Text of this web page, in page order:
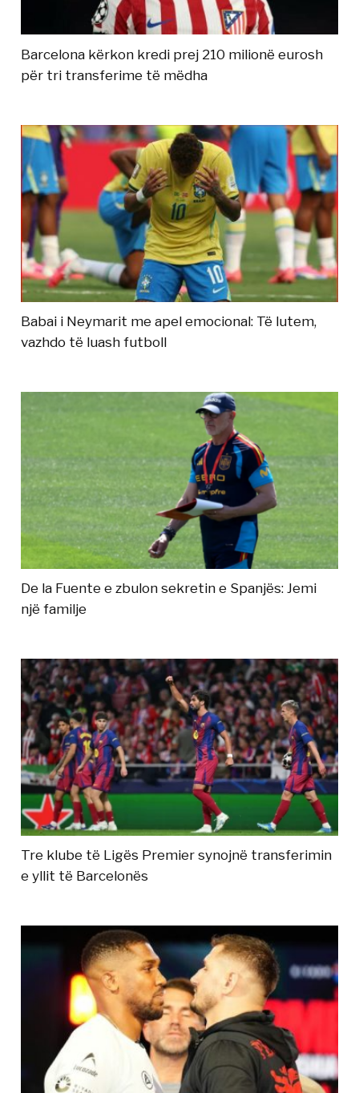
Barcelona kërkon kredi prej 210 milionë eurosh
për tri transferime të mëdha
Babai i Neymarit me apel emocional: Të lutem,
vazhdo të luash futboll
De la Fuente e zbulon sekretin e Spanjës: Jemi
një familje
Tre klube të Ligës Premier synojnë transferimin
e yllit të Barcelonës